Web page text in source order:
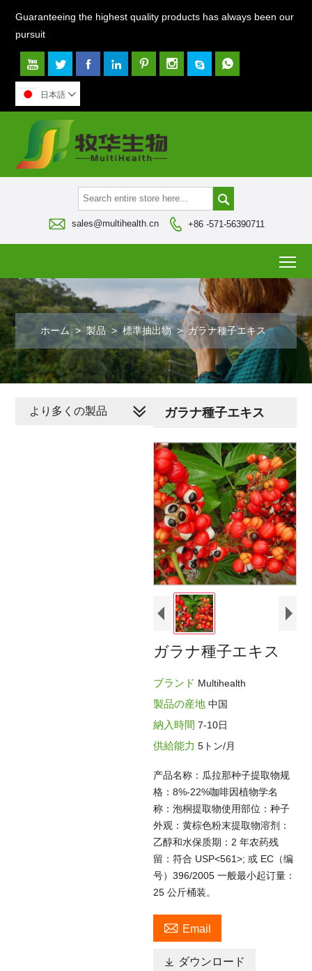
Guaranteeing the highest quality products has always been our
pursuit
       
日本語 

 sales@multihealth.cn  +86 -571-56390711
ホーム > 製品 > 標準抽出物 > ガラナ種子エキス
ガラナ種子エキス
ガラナ種子エキス
ブランド Multihealth
製品の産地 中国
納入時間 7-10日
供給能力 5トン/月
产品名称：瓜拉那种子提取物规
格：8%-22%咖啡因植物学名
称：泡桐提取物使用部位：种子
外观：黄棕色粉末提取物溶剂：
乙醇和水保质期：2 年农药残
留：符合 USP<561>; 或 EC（编
号）396/2005 一般最小起订量：
25 公斤桶装。
 Email
 ダウンロード
より多くの製品